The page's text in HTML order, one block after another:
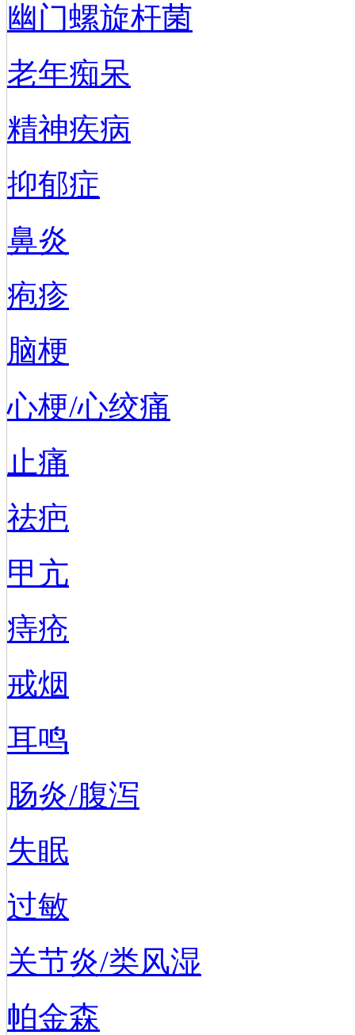
幽门螺旋杆菌
老年痴呆
精神疾病
抑郁症
鼻炎
疱疹
脑梗
心梗/心绞痛
止痛
祛疤
甲亢
痔疮
戒烟
耳鸣
肠炎/腹泻
失眠
过敏
关节炎/类风湿
帕金森